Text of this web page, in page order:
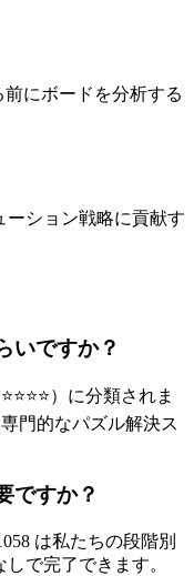
前にボードを分析する
ション戦略に貢献す
いですか？
）に分類されま
門的なパズル解決ス
ですか？
は私たちの段階別
で完了できます。